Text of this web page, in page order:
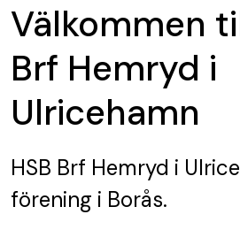
Välkommen
Brf Hemryd i
Ulricehamn
HSB Brf Hemryd i
förening i Borås.